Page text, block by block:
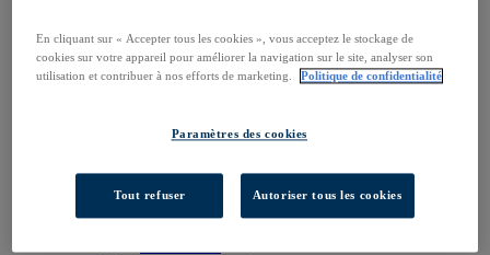
Accéder à EBSCOhost
Découvrir les produits
Explorer le contenu
EBSCOpost Blog
Rester connecté
En cliquant sur « Accepter tous les cookies », vous acceptez le stockage de
cookies sur votre appareil pour améliorer la navigation sur le site, analyser son
utilisation et contribuer à nos efforts de marketing.
Politique de confidentialité
Paramètres des cookies
Tout refuser Autoriser tous les cookies